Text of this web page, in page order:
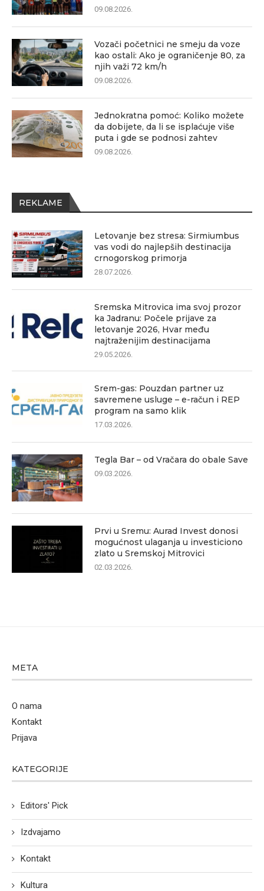
09.08.2026.
Vozači početnici ne smeju da voze
kao ostali: Ako je ograničenje 80, za
njih važi 72 km/h
09.08.2026.
Jednokratna pomoć: Koliko možete
da dobijete, da li se isplaćuje više
puta i gde se podnosi zahtev
09.08.2026.
REKLAME
Letovanje bez stresa: Sirmiumbus
vas vodi do najlepših destinacija
crnogorskog primorja
28.07.2026.
Sremska Mitrovica ima svoj prozor
ka Jadranu: Počele prijave za
letovanje 2026, Hvar među
najtraženijim destinacijama
29.05.2026.
Srem-gas: Pouzdan partner uz
savremene usluge – e-račun i REP
program na samo klik
17.03.2026.
Tegla Bar – od Vračara do obale Save
09.03.2026.
Prvi u Sremu: Aurad Invest donosi
mogućnost ulaganja u investiciono
zlato u Sremskoj Mitrovici
02.03.2026.
META
O nama
Kontakt
Prijava
KATEGORIJE
Editors' Pick
Izdvajamo
Kontakt
Kultura